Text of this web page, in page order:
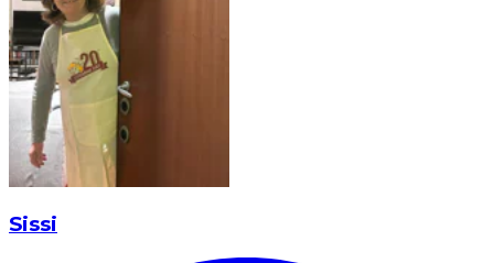
Sissi